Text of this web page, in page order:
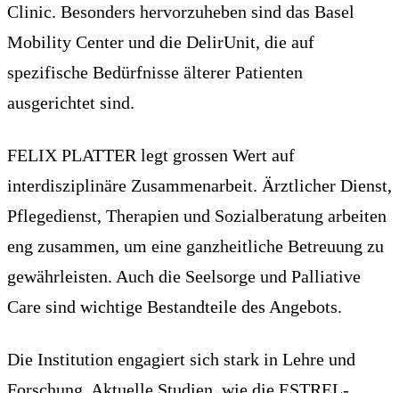
Clinic. Besonders hervorzuheben sind das Basel
Mobility Center und die DelirUnit, die auf
spezifische Bedürfnisse älterer Patienten
ausgerichtet sind.
FELIX PLATTER legt grossen Wert auf
interdisziplinäre Zusammenarbeit. Ärztlicher Dienst,
Pflegedienst, Therapien und Sozialberatung arbeiten
eng zusammen, um eine ganzheitliche Betreuung zu
gewährleisten. Auch die Seelsorge und Palliative
Care sind wichtige Bestandteile des Angebots.
Die Institution engagiert sich stark in Lehre und